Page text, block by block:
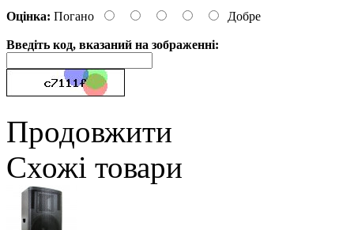
Оцінка: Погано Добре
Введіть код, вказаний на зображенні:
Продовжити
Схожі товари